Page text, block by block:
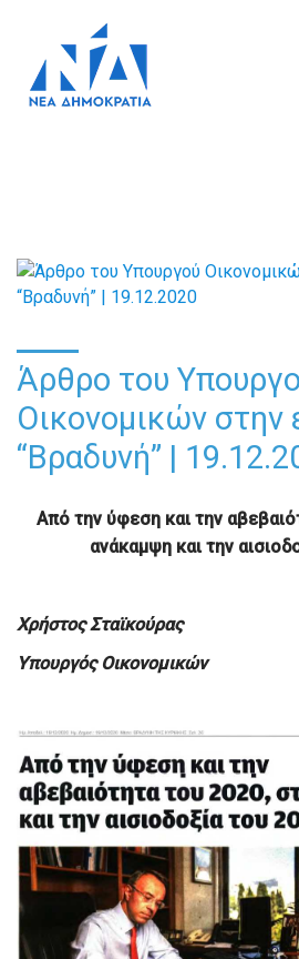
Άρθρο του
Οικονομικών στην
“Βραδυνή” |
Από την ύφεση και την
ανάκαμψη και την
Χρήστος Σταϊκούρας
Υπουργός Οικονομικών